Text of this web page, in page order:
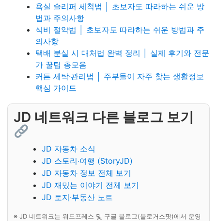
욕실 슬리퍼 세척법 │ 초보자도 따라하는 쉬운 방
법과 주의사항
식비 절약법 │ 초보자도 따라하는 쉬운 방법과 주
의사항
택배 분실 시 대처법 완벽 정리 │ 실제 후기와 전문
가 꿀팁 총모음
커튼 세탁·관리법 │ 주부들이 자주 찾는 생활정보
핵심 가이드
JD 네트워크 다른 블로그 보기
JD 자동차 소식
JD 스토리·여행 (StoryJD)
JD 자동차 정보 전체 보기
JD 재밌는 이야기 전체 보기
JD 토지·부동산 노트
※ JD 네트워크는 워드프레스 및 구글 블로그(블로거스팟)에서 운영